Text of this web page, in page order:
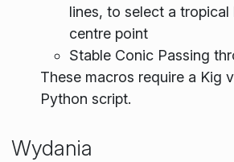
lines, to select a tropical
centre point
Stable Conic Passing
These macros require a Kig
Python script.
Wydania